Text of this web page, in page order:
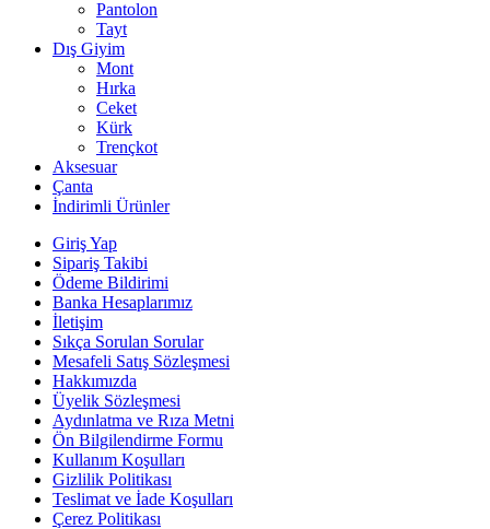
Pantolon
Tayt
Dış Giyim
Mont
Hırka
Ceket
Kürk
Trençkot
Aksesuar
Çanta
İndirimli Ürünler
Giriş Yap
Sipariş Takibi
Ödeme Bildirimi
Banka Hesaplarımız
İletişim
Sıkça Sorulan Sorular
Mesafeli Satış Sözleşmesi
Hakkımızda
Üyelik Sözleşmesi
Aydınlatma ve Rıza Metni
Ön Bilgilendirme Formu
Kullanım Koşulları
Gizlilik Politikası
Teslimat ve İade Koşulları
Çerez Politikası